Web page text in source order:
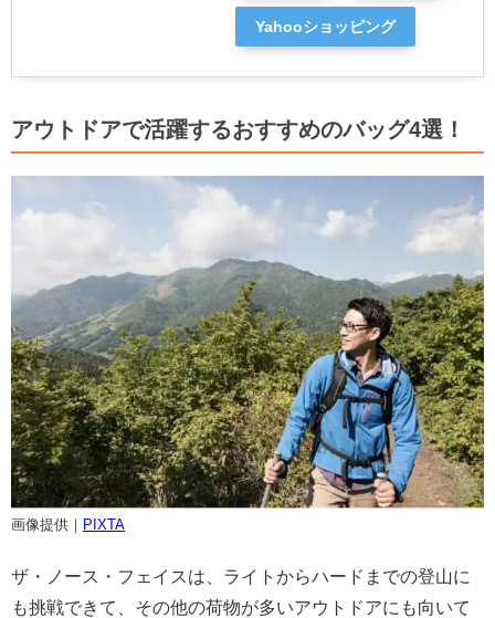
Yahooショッピング
アウトドアで活躍するおすすめのバッグ4選！
画像提供｜ PIXTA
ザ・ノース・フェイスは、ライトからハードまでの登山に
も挑戦できて、その他の荷物が多いアウトドアにも向いて